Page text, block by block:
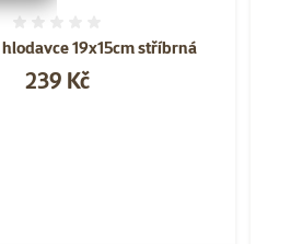
19x15cm stříbrná
Cena
239 Kč